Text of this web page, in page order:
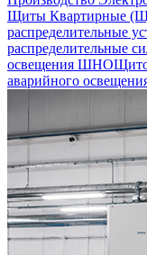
Щиты Квартирные
распределительные
распределительные
освещения ШНО
аварийного